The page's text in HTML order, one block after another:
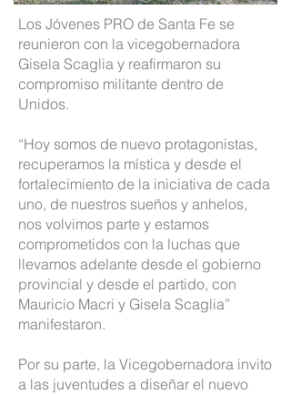
Los Jóvenes PRO de Santa Fe se
reunieron con la vicegobernadora
Gisela Scaglia y reafirmaron su
compromiso militante dentro de
Unidos.
“Hoy somos de nuevo protagonistas,
recuperamos la mística y desde el
fortalecimiento de la iniciativa de cada
uno, de nuestros sueños y anhelos,
nos volvimos parte y estamos
comprometidos con la luchas que
llevamos adelante desde el gobierno
provincial y desde el partido, con
Mauricio Macri y Gisela Scaglia”
manifestaron.
Por su parte, la Vicegobernadora invito
a las juventudes a diseñar el nuevo